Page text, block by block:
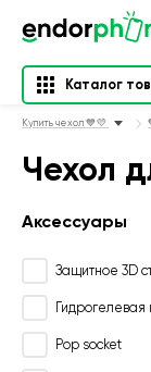
Каталог
Купить чехол 💙💛
Чехол
Аксессуары
Защитное 3D
Гидрогелевая
Pop socket